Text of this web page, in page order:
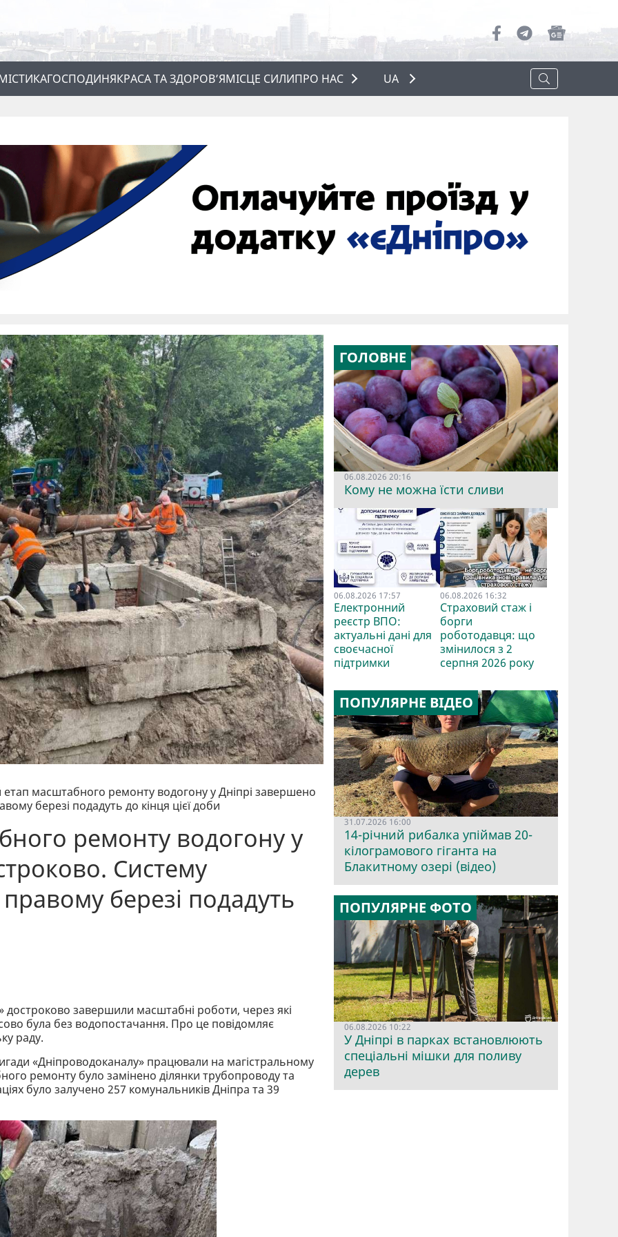
ГОСПОДИНЯКРАСА ТА ЗДОРОВ’ЯМІСЦЕ СИЛИПРО НАС
ПРО НАС
UA
масштабного ремонту водогону у Дніпрі завершено
березі подадуть до кінця цієї доби
ремонту водогону у
Систему
березі подадуть
завершили масштабні роботи, через які
була без водопостачання. Про це повідомляє
раду.
«Дніпроводоканалу» працювали на магістральному
ремонту було замінено ділянки трубопроводу та
було залучено 257 комунальників Дніпра та 39
ГОЛОВНЕ
06.08.2026 20:16
Кому не можна їсти сливи
06.08.2026 17:57
Електронний
реєстр ВПО:
актуальні дані для
своєчасної
підтримки
06.08.2026 16:32
Страховий стаж і
борги
роботодавця: що
змінилося з 2
серпня 2026 року
ПОПУЛЯРНЕ ВІДЕО
31.07.2026 16:00
14-річний рибалка упіймав 20-
кілограмового гіганта на
Блакитному озері (відео)
ПОПУЛЯРНЕ ФОТО
06.08.2026 10:22
У Дніпрі в парках встановлюють
спеціальні мішки для поливу
дерев